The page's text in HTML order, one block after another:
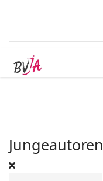
Jungeautoren